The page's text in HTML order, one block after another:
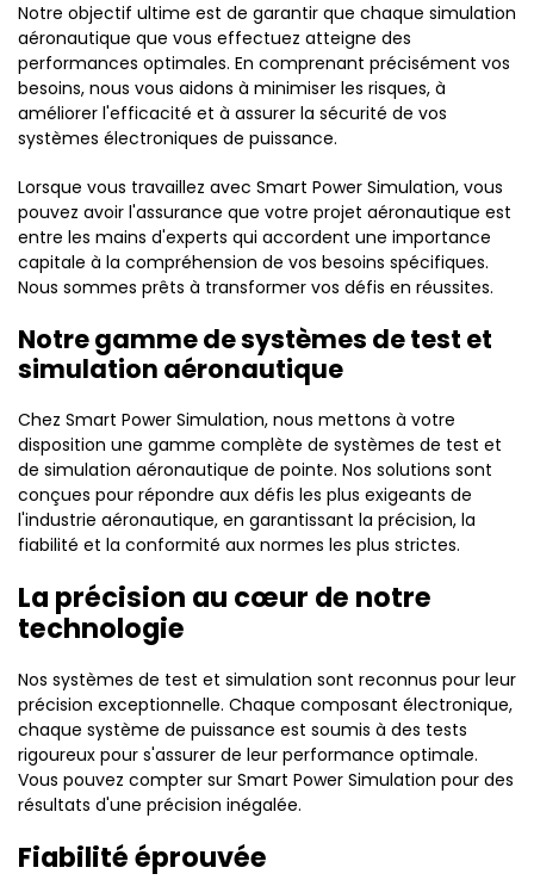
Notre objectif ultime est de garantir que chaque simulation
aéronautique que vous effectuez atteigne des
performances optimales. En comprenant précisément vos
besoins, nous vous aidons à minimiser les risques, à
améliorer l'efficacité et à assurer la sécurité de vos
systèmes électroniques de puissance.
Lorsque vous travaillez avec Smart Power Simulation, vous
pouvez avoir l'assurance que votre projet aéronautique est
entre les mains d'experts qui accordent une importance
capitale à la compréhension de vos besoins spécifiques.
Nous sommes prêts à transformer vos défis en réussites.
Notre gamme de systèmes de test et
simulation aéronautique
Chez Smart Power Simulation, nous mettons à votre
disposition une gamme complète de systèmes de test et
de simulation aéronautique de pointe. Nos solutions sont
conçues pour répondre aux défis les plus exigeants de
l'industrie aéronautique, en garantissant la précision, la
fiabilité et la conformité aux normes les plus strictes.
La précision au cœur de notre
technologie
Nos systèmes de test et simulation sont reconnus pour leur
précision exceptionnelle. Chaque composant électronique,
chaque système de puissance est soumis à des tests
rigoureux pour s'assurer de leur performance optimale.
Vous pouvez compter sur Smart Power Simulation pour des
résultats d'une précision inégalée.
Fiabilité éprouvée